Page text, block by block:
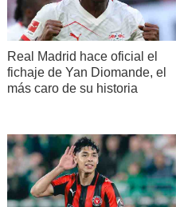
Real Madrid hace oficial el
fichaje de Yan Diomande, el
más caro de su historia